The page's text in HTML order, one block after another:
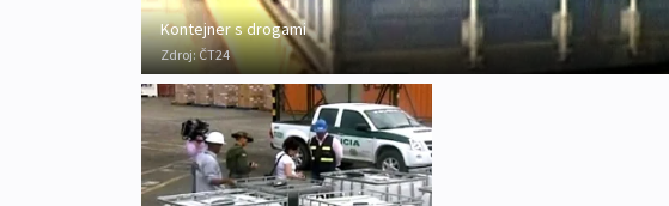
Kontejner s drogami
Zdroj:ČT24